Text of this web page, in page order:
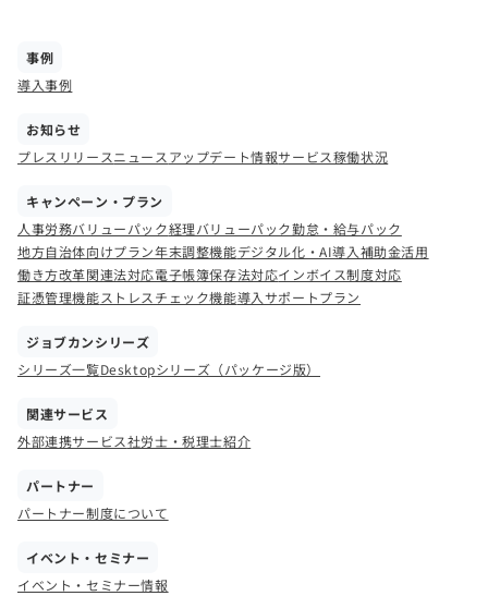
事例
導入事例
お知らせ
プレスリリースニュース アップデート情報サービス稼働状況
キャンペーン・プラン
人事労務バリューパック経理バリューパック勤怠・給与パック
地方自治体向けプラン年末調整機能デジタル化・AI導入補助金活用
働き方改革関連法対応電子帳簿保存法対応インボイス制度対応
証憑管理機能ストレスチェック機能導入サポートプラン
ジョブカンシリーズ
シリーズ一覧Desktopシリーズ（パッケージ版）
関連サービス
外部連携サービス社労士・税理士紹介
パートナー
パートナー制度について
イベント・セミナー
イベント・セミナー情報